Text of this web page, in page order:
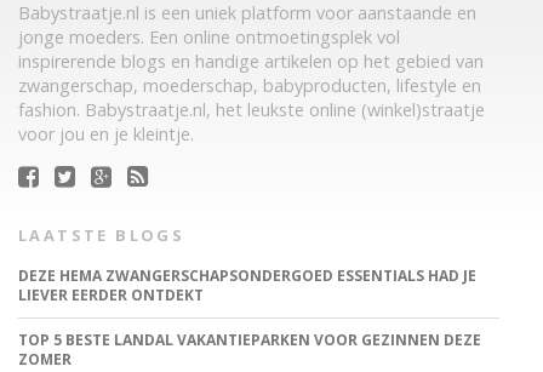
Babystraatje.nl is een uniek platform voor aanstaande en
jonge moeders. Een online ontmoetingsplek vol
inspirerende blogs en handige artikelen op het gebied van
zwangerschap, moederschap, babyproducten, lifestyle en
fashion. Babystraatje.nl, het leukste online (winkel)straatje
voor jou en je kleintje.
LAATSTE BLOGS
DEZE HEMA ZWANGERSCHAPSONDERGOED ESSENTIALS HAD JE
LIEVER EERDER ONTDEKT
TOP 5 BESTE LANDAL VAKANTIEPARKEN VOOR GEZINNEN DEZE
ZOMER